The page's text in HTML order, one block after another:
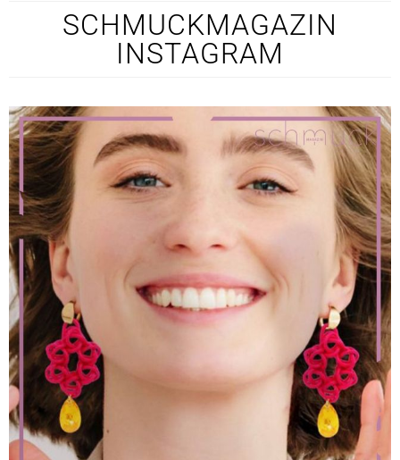
SCHMUCKMAGAZIN
INSTAGRAM